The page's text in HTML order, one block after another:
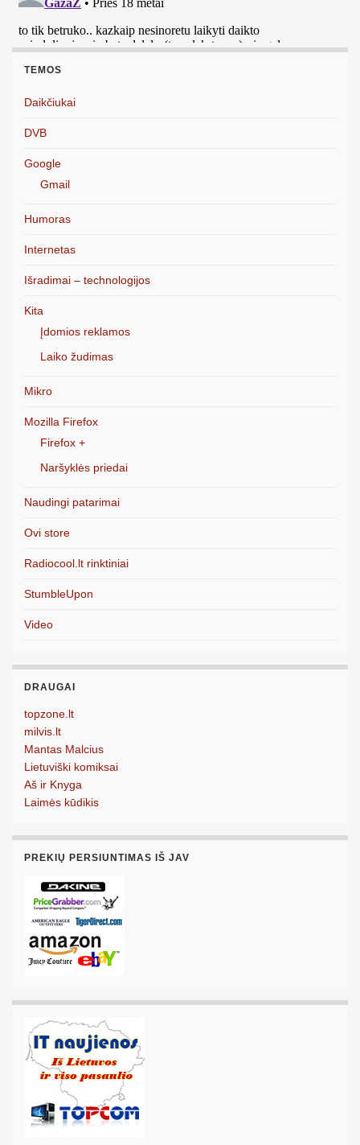
TEMOS
Daikčiukai
DVB
Google
Gmail
Humoras
Internetas
Išradimai – technologijos
Kita
Įdomios reklamos
Laiko žudimas
Mikro
Mozilla Firefox
Firefox +
Naršyklės priedai
Naudingi patarimai
Ovi store
Radiocool.lt rinktiniai
StumbleUpon
Video
DRAUGAI
topzone.lt
milvis.lt
Mantas Malcius
Lietuviški komiksai
Aš ir Knyga
Laimės kūdikis
PREKIŲ PERSIUNTIMAS IŠ JAV